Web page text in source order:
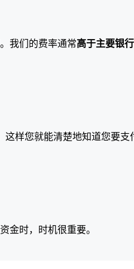
我们的费率通常高于主要银行
这样您就能清楚地知道您要
金时，时机很重要。